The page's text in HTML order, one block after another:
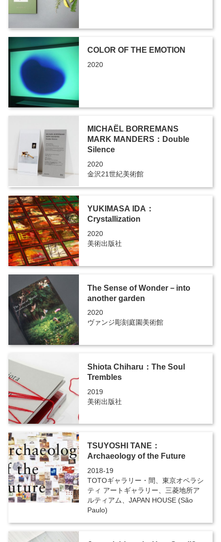
COLOR OF THE EMOTION
2020
MICHAËL BORREMANS
MARK MANDERS：Double
Silence
2020
金沢21世紀美術館
YUKIMASA IDA：
Crystallization
2020
美術出版社
The Sense of Wonder－into
another garden
2020
ヴァンジ彫刻庭園美術館
Shiota Chiharu：The Soul
Trembles
2019
美術出版社
TSUYOSHI TANE：
Archaeology of the Future
2018-19
TOTOギャラリー・間、東京オペラシ
ティ アートギャラリー、三菱地所ア
ルティアム、JAPAN HOUSE (São
Paulo)